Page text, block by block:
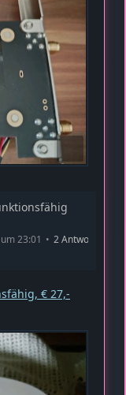
23:01 2 Antworten
€ 27,-